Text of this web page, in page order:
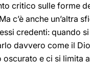
critico sulle forme
c’è anche un’altra
credenti: quando
davvero come il
e ci si